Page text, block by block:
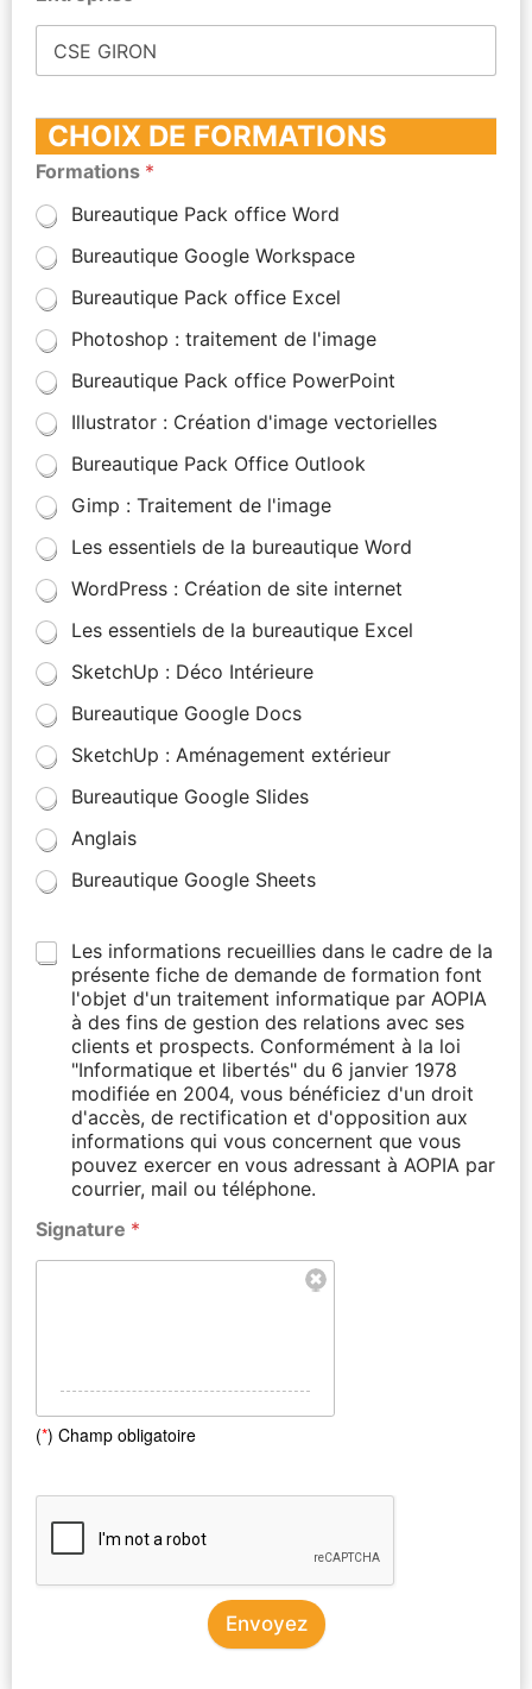
CHOIX DE FORMATIONS
Formations *
Bureautique Pack office Word
Bureautique Google Workspace
Bureautique Pack office Excel
Photoshop : traitement de l'image
Bureautique Pack office PowerPoint
Illustrator : Création d'image vectorielles
Bureautique Pack Office Outlook
Gimp : Traitement de l'image
Les essentiels de la bureautique Word
WordPress : Création de site internet
Les essentiels de la bureautique Excel
SketchUp : Déco Intérieure
Bureautique Google Docs
SketchUp : Aménagement extérieur
Bureautique Google Slides
Anglais
Bureautique Google Sheets
Les informations recueillies dans le cadre de la
présente fiche de demande de formation font
l'objet d'un traitement informatique par AOPIA
à des fins de gestion des relations avec ses
clients et prospects. Conformément à la loi
"Informatique et libertés" du 6 janvier 1978
modifiée en 2004, vous bénéficiez d'un droit
d'accès, de rectification et d'opposition aux
informations qui vous concernent que vous
pouvez exercer en vous adressant à AOPIA par
courrier, mail ou téléphone.
Signature *
(*) Champ obligatoire
Envoyez